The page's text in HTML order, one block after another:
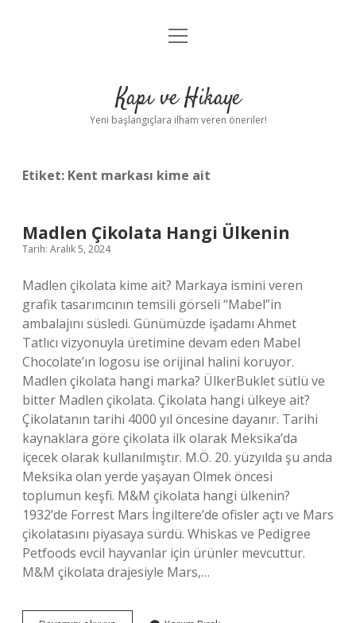
Anasayfa
Yasal Uyarı
menüyü
Kapı ve Hikaye
Yeni başlangıçlara ilham veren öneriler!
Etiket: Kent markası kime ait
Madlen Çikolata Hangi Ülkenin
Tarih: Aralık 5, 2024
Madlen çikolata kime ait? Markaya ismini veren
grafik tasarımcının temsili görseli “Mabel”in
ambalajını süsledi. Günümüzde işadamı Ahmet
Tatlıcı vizyonuyla üretimine devam eden Mabel
Chocolate’ın logosu ise orijinal halini koruyor.
Madlen çikolata hangi marka? ÜlkerBuklet sütlü ve
bitter Madlen çikolata. Çikolata hangi ülkeye ait?
Çikolatanın tarihi 4000 yıl öncesine dayanır. Tarihi
kaynaklara göre çikolata ilk olarak Meksika’da
içecek olarak kullanılmıştır. M.Ö. 20. yüzyılda şu anda
Meksika olan yerde yaşayan Olmek öncesi
toplumun keşfi. M&M çikolata hangi ülkenin?
1932’de Forrest Mars İngiltere’de ofisler açtı ve Mars
çikolatasını piyasaya sürdü. Whiskas ve Pedigree
Petfoods evcil hayvanlar için ürünler mevcuttur.
M&M çikolata drajesiyle Mars,…